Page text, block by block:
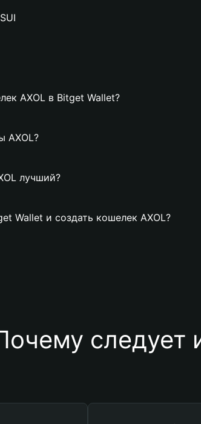
AXOL в Bitget Wallet?
AXOL?
лучший?
Wallet и создать кошелек AXOL?
следует